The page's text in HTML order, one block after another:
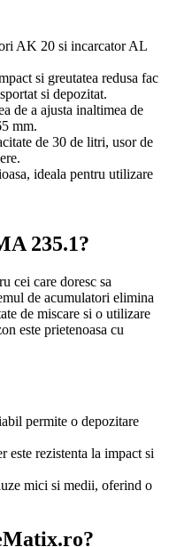
AK 20 si incarcator AL
si greutatea redusa fac
si depozitat.
de a ajusta inaltimea de
mm.
de 30 de litri, usor de
ideala pentru utilizare
235.1?
cei care doresc sa
de acumulatori elimina
de miscare si o utilizare
este prietenoasa cu
permite o depozitare
este rezistenta la impact si
mici si medii, oferind o